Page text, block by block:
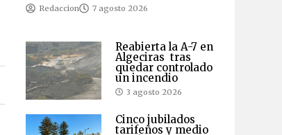
Redaccion 7 agosto 2026
Reabierta la A-7 en
Algeciras tras
quedar controlado
un incendio
3 agosto 2026
Cinco jubilados
tarifeños y medio